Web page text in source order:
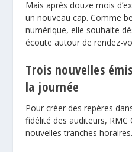
Mais après douze mois
un nouveau cap. Comme
numérique, elle souhaite
écoute autour de rendez-
Trois nouvelles
la journée
Pour créer des repères
fidélité des auditeurs,
nouvelles tranches horaires.